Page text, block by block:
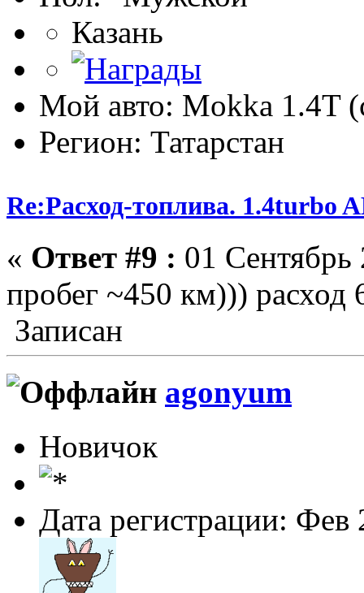
Казань
Мой авто: Mokka 1.4T
Регион: Татарстан
Re:Расход-топлива. 1.4turbo
« Ответ #9 : 01
пробег ~450 км))) расход
Записан
agonyum
Новичок
Дата регистрации: Фев